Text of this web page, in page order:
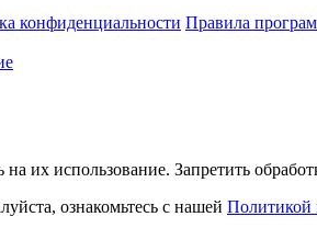
конфиденциальности Правила
на их использование. Запретить
ознакомьтесь с нашей Политикой